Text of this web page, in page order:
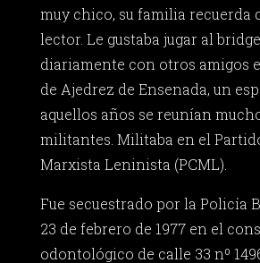
muy chico, su familia recuerda
lector. Le gustaba jugar al
diariamente con otros amigos
de Ajedrez de Ensenada, un
aquellos años se reunían
militantes. Militaba en el
Marxista Leninista (PCML).
Fue secuestrado por la Policía
23 de febrero de 1977 en el
odontológico de calle 33 nº